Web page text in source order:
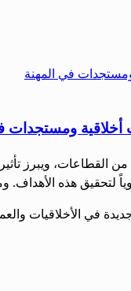
أخلاقية ومستجدات
من القطاعات،
لتحقيق هذه الأهداف.
في الأخلاقيات